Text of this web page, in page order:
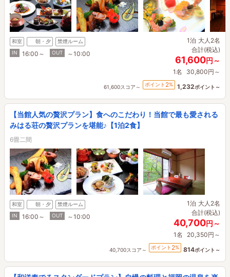
和室 朝・夕
禁煙ルーム
IN
16:00～ OUT ～10:00
1泊 大人2名
合計(税込)
61,600円～
1名 30,800円～
61,600スコア～ ポイント 2% 1,232ポイント～
【当館人気の贅沢プラン】食へのこだわり！当館で最も愛される
みはる荘の贅沢プランを堪能♪【1泊2食】
6畳二間
和室 朝・夕
禁煙ルーム
IN
16:00～ OUT ～10:00
1泊 大人2名
合計(税込)
40,700円～
1名 20,350円～
40,700スコア～ ポイント 2% 814ポイント～